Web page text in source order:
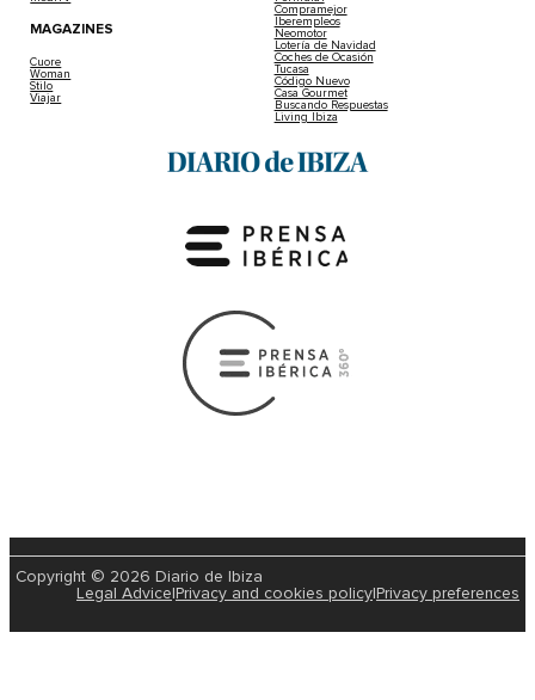
MAGAZINES
Cuore
Woman
Stilo
Viajar
Compramejor
Iberempleos
Neomotor
Lotería de Navidad
Coches de Ocasión
Tucasa
Código Nuevo
Casa Gourmet
Buscando Respuestas
Living Ibiza
Copyright © 2026 Diario de Ibiza
Legal Advice|Privacy and cookies policy|Privacy preferences